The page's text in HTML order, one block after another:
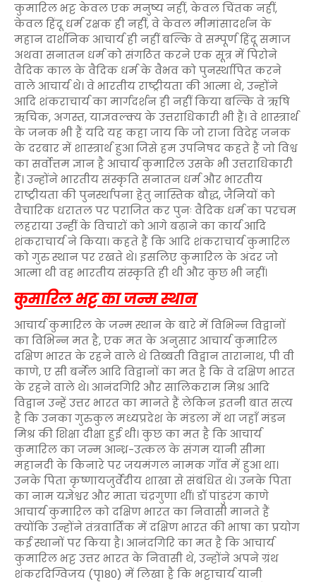
कुमारिल भट्ट केवल एक मनुष्य नहीं, केवल चिंतक नहीं,
केवल हिंदू धर्म रक्षक ही नहीं, वे केवल मीमांसादर्शन के
महान दार्शनिक आचार्य ही नहीं बल्कि वे सम्पूर्ण हिंदू समाज
अथवा सनातन धर्म को संगठित करने एक सूत्र में पिरोने
वैदिक काल के वैदिक धर्म के वैभव को पुनर्स्थापित करने
वाले आचार्य थे। वे भारतीय राष्ट्रीयता की आत्मा थे, उन्होंने
आदि शंकराचार्य का मार्गदर्शन ही नहीं किया बल्कि वे ऋषि
ऋचिक, अगस्त, याज्ञवल्क्य के उत्तराधिकारी भी हैं। वे शास्त्रार्थ
के जनक भी हैं यदि यह कहा जाय कि जो राजा विदेह जनक
के दरबार में शास्त्रार्थ हुआ जिसे हम उपनिषद कहते हैं जो विश्व
का सर्वोत्तम ज्ञान है आचार्य कुमारिल उसके भी उत्तराधिकारी
हैं। उन्होंने भारतीय संस्कृति सनातन धर्म और भारतीय
राष्ट्रीयता की पुनर्स्थापना हेतु नास्तिक बौद्ध, जैनियों को
वैचारिक धरातल पर पराजित कर पुनः वैदिक धर्म का परचम
लहराया उन्हीं के विचारों को आगे बढ़ाने का कार्य आदि
शंकराचार्य ने किया। कहते हैं कि आदि शंकराचार्य कुमारिल
को गुरु स्थान पर रखते थे। इसलिए कुमारिल के अंदर जो
आत्मा थी वह भारतीय संस्कृति ही थी और कुछ भी नहीं।
कुमारिल भट्ट का जन्म स्थान
आचार्य कुमारिल के जन्म स्थान के बारे में विभिन्न विद्वानों
का विभिन्न मत है, एक मत के अनुसार आचार्य कुमारिल
दक्षिण भारत के रहने वाले थे तिब्बती विद्वान तारानाथ, पी वी
काणे, ए सी बर्नेल आदि विद्वानों का मत है कि वे दक्षिण भारत
के रहने वाले थे। आनंदगिरि और सालिकराम मिश्र आदि
विद्वान उन्हें उत्तर भारत का मानते हैं लेकिन इतनी बात सत्य
है कि उनका गुरुकुल मध्यप्रदेश के मंडला में था जहाँ मंडन
मिश्र की शिक्षा दीक्षा हुई थी। कुछ का मत है कि आचार्य
कुमारिल का जन्म आन्ध्र-उत्कल के संगम यानी सीमा
महानदी के किनारे पर जयमंगल नामक गाँव में हुआ था।
उनके पिता कृष्णायजुर्वेदीय शाखा से संबंधित थे। उनके पिता
का नाम यज्ञेश्वर और माता चंद्रगुणा थीं। डॉ पांडुरंग काणे
आचार्य कुमारिल को दक्षिण भारत का निवासी मानते हैं
क्योंकि उन्होंने तंत्रवार्तिक में दक्षिण भारत की भाषा का प्रयोग
कई स्थानों पर किया है। आनंदगिरि का मत है कि आचार्य
कुमारिल भट्ट उत्तर भारत के निवासी थे, उन्होंने अपने ग्रंथ
शंकरदिग्विजय (पृ180) में लिखा है कि भट्टाचार्य यानी